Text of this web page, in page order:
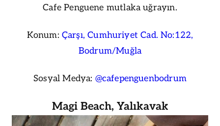
Cafe Penguene mutlaka uğrayın.
Konum: Çarşı, Cumhuriyet Cad. No:122,
Bodrum/Muğla
Sosyal Medya: @cafepenguenbodrum
Magi Beach, Yalıkavak